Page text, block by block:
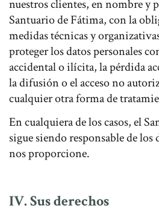
nuestros clientes, en nombre y
Santuario de Fátima, con la
medidas técnicas y
proteger los datos personales
accidental o ilícita, la pérdida
la difusión o el acceso no
cualquier otra forma de
En cualquiera de los casos, el
sigue siendo responsable de los
nos proporcione.
IV. Sus derechos